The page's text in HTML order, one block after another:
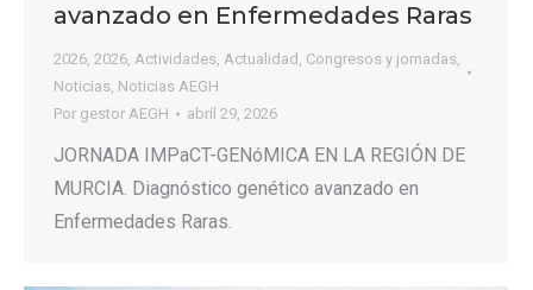
avanzado en Enfermedades Raras
2026, 2026, Actividades, Actualidad , Congresos y jornadas,
Noticias, Noticias AEGH
Por gestor AEGH abril 29, 2026
JORNADA IMPaCT-GENóMICA EN LA REGIÓN DE
MURCIA. Diagnóstico genético avanzado en
Enfermedades Raras.